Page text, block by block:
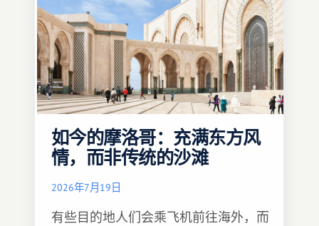
如今的摩洛哥：充满东方风
情，而非传统的沙滩
2026年7月19日
有些目的地人们会乘飞机前往海外，而